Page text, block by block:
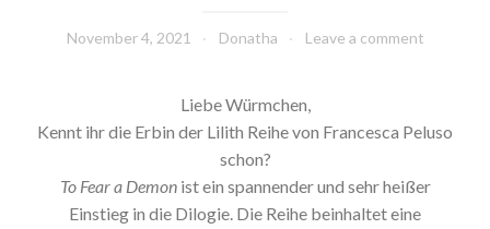
November 4, 2021 Donatha Leave a comment
Liebe Würmchen,
Kennt ihr die Erbin der Lilith Reihe von Francesca Peluso
schon?
To Fear a Demonist ein spannender und sehr heißer
Einstieg in die Dilogie. Die Reihe beinhaltet eine